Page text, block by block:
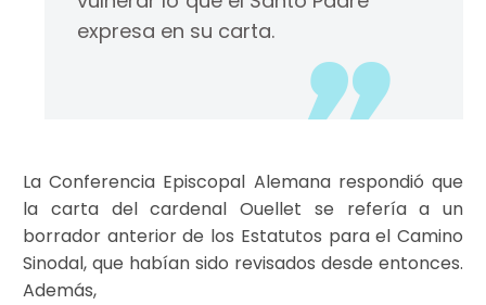
expresa en su carta.
La Conferencia Episcopal Alemana respondió que
la carta del cardenal Ouellet se refería a un
borrador anterior de los Estatutos para el Camino
Sinodal, que habían sido revisados desde entonces.
Además,